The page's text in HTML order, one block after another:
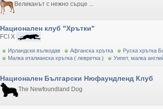
Великанът с нежно сърце ...
Национален клуб "Хрътки"
FCI X
Ирландски вълкодав Афганска хрътка Руска хрътка
Малка италианска хрътка ( левретка )
Уипет, малка
Национален Български Нюфаундленд Клуб
The Newfoundland Dog